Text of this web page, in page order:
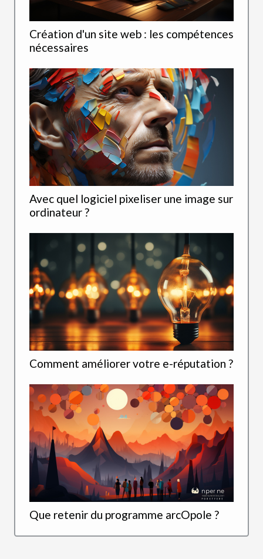
Création d'un site web : les compétences
nécessaires
Avec quel logiciel pixeliser une image sur
ordinateur ?
Comment améliorer votre e-réputation ?
Que retenir du programme arcOpole ?